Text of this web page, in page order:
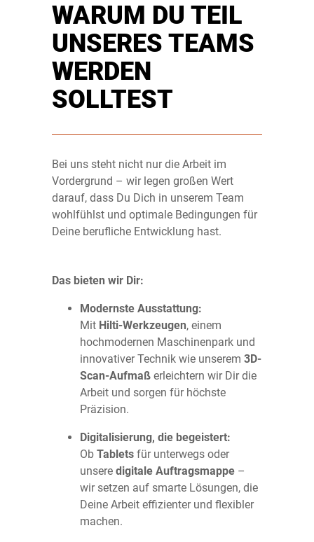
WARUM DU TEIL
UNSERES TEAMS
WERDEN
SOLLTEST
Bei uns steht nicht nur die Arbeit im
Vordergrund – wir legen großen Wert
darauf, dass Du Dich in unserem Team
wohlfühlst und optimale Bedingungen für
Deine berufliche Entwicklung hast.
Das bieten wir Dir:
Modernste Ausstattung:
Mit Hilti-Werkzeugen, einem
hochmodernen Maschinenpark und
innovativer Technik wie unserem 3D-
Scan-Aufmaß erleichtern wir Dir die
Arbeit und sorgen für höchste
Präzision.
Digitalisierung, die begeistert:
Ob Tablets für unterwegs oder
unsere digitale Auftragsmappe –
wir setzen auf smarte Lösungen, die
Deine Arbeit effizienter und flexibler
machen.